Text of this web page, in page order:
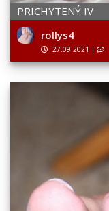
PRICHYTENÝ IV
rollys4
27.09.2021 |